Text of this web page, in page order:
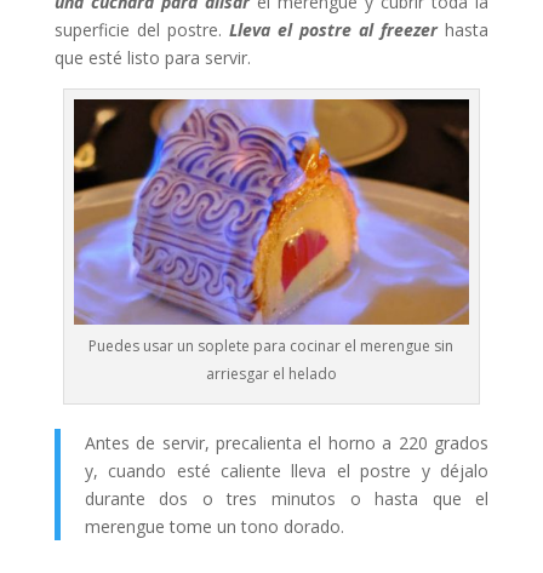
superficie del postre. Lleva el postre al freezerhasta
que esté listo para servir.
Puedes usar un soplete para cocinar el merengue sin
arriesgar el helado
Antes de servir, precalienta el horno a 220 grados
y, cuando esté caliente lleva el postre y déjalo
durante dos o tres minutos o hasta que el
merengue tome un tono dorado.